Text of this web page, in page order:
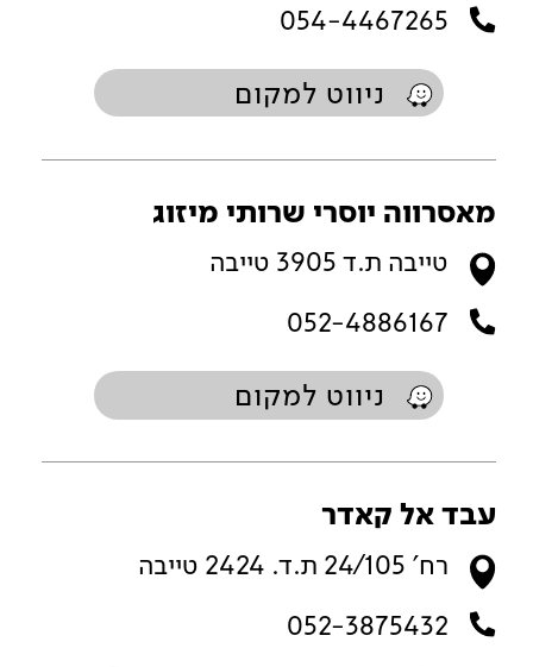
054-4467265
ניווט למקום
מאסרווה יוסרי שרותי מיזוג
טייבה ת.ד 3905 טייבה
052-4886167
ניווט למקום
עבד אל קאדר
רח' 24/105 ת.ד. 2424 טייבה
052-3875432